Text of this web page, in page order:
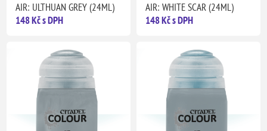
AIR: ULTHUAN GREY (24ML)
148 Kč s DPH
AIR: WHITE SCAR (24ML)
148 Kč s DPH